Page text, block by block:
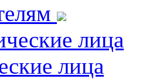
лица
лица